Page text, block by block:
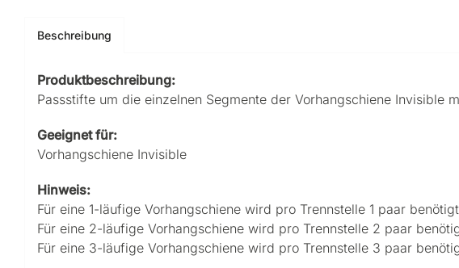
Beschreibung
Produktbeschreibung:
Passstifte um die einzelnen Segmente der Vorhangschiene Invisible
Geeignet für:
Vorhangschiene Invisible
Hinweis:
Für eine 1-läufige Vorhangschiene wird pro Trennstelle 1 paar
Für eine 2-läufige Vorhangschiene wird pro Trennstelle 2 paar
Für eine 3-läufige Vorhangschiene wird pro Trennstelle 3 paar